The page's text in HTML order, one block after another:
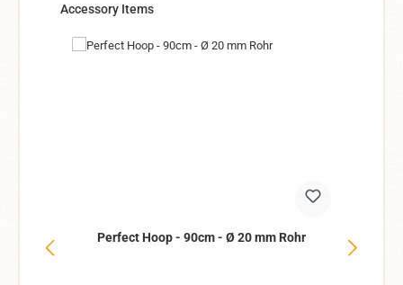
Produktgalerie überspringen
Accessory Items
Perfect Hoop - 90cm - Ø 20 mm Rohr